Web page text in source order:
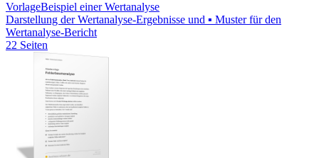
VorlageBeispiel einer Wertanalyse
Darstellung der Wertanalyse-Ergebnisse und ▪ Muster für den
Wertanalyse-Bericht
22 Seiten